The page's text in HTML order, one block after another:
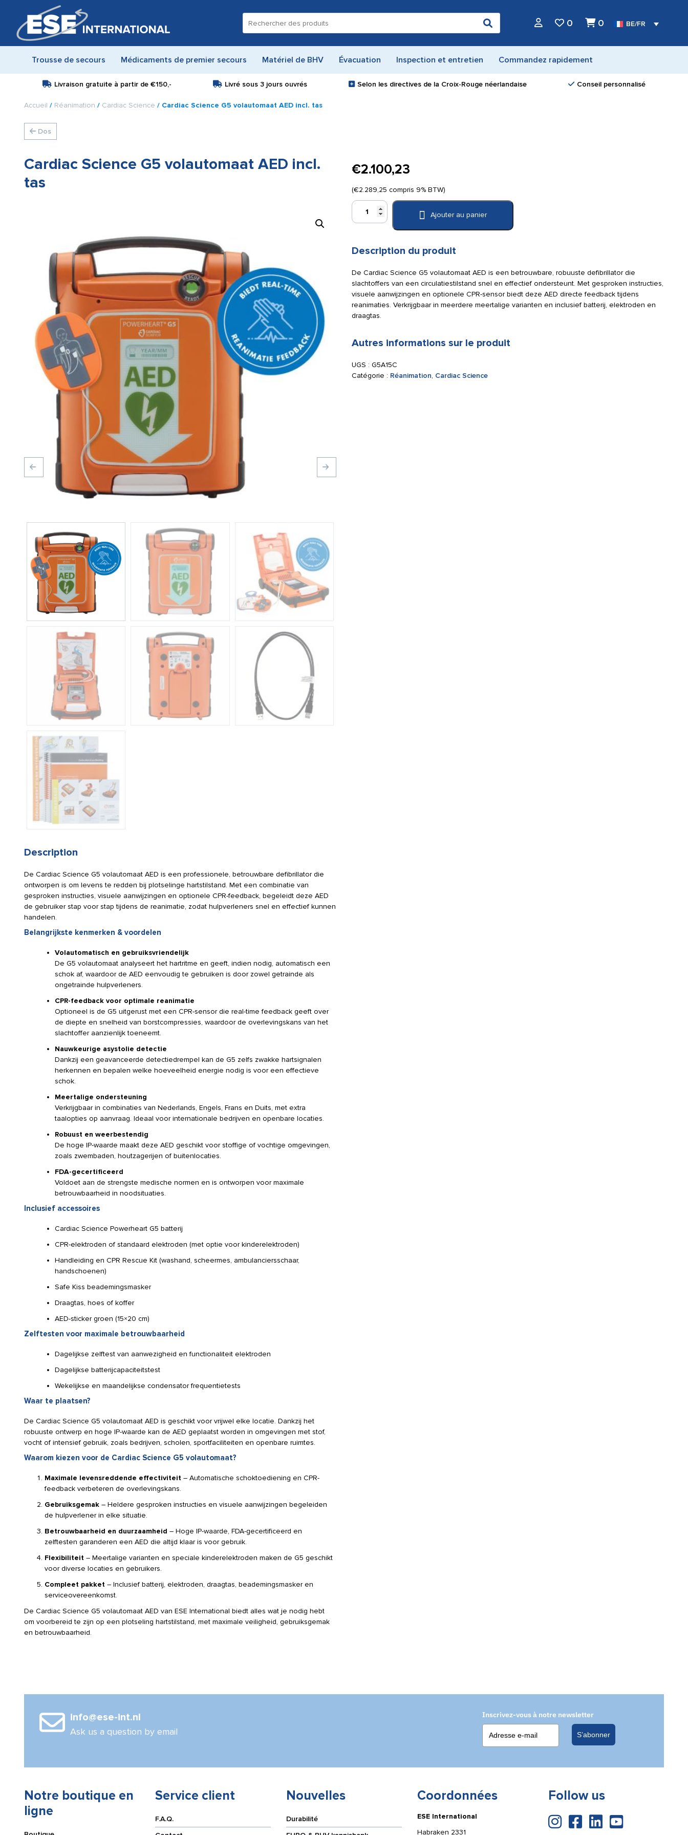
pour :
0 0 BE/FR
Trousse de secours Médicaments de premier secours Matériel de BHV Évacuation Inspection et entretien Commandez rapidement
Livraison gratuite à partir de €150,- Livré sous 3 jours ouvrés Selon les directives de la Croix-Rouge néerlandaise Conseil personnalisé
Accueil / Réanimation / Cardiac Science / Cardiac Science G5 volautomaat AED incl. tas
Dos
Cardiac Science G5 volautomaat AED incl.
tas
Description
De Cardiac Science G5 volautomaat AED is een professionele, betrouwbare defibrillator die
ontworpen is om levens te redden bij plotselinge hartstilstand. Met een combinatie van
gesproken instructies, visuele aanwijzingen en optionele CPR-feedback, begeleidt deze AED
de gebruiker stap voor stap tijdens de reanimatie, zodat hulpverleners snel en effectief kunnen
handelen.
Belangrijkste kenmerken & voordelen
Volautomatisch en gebruiksvriendelijk
De G5 volautomaat analyseert het hartritme en geeft, indien nodig, automatisch een
schok af, waardoor de AED eenvoudig te gebruiken is door zowel getrainde als
ongetrainde hulpverleners.
CPR-feedback voor optimale reanimatie
Optioneel is de G5 uitgerust met een CPR-sensor die real-time feedback geeft over
de diepte en snelheid van borstcompressies, waardoor de overlevingskans van het
slachtoffer aanzienlijk toeneemt.
Nauwkeurige asystolie detectie
Dankzij een geavanceerde detectiedrempel kan de G5 zelfs zwakke hartsignalen
herkennen en bepalen welke hoeveelheid energie nodig is voor een effectieve
schok.
Meertalige ondersteuning
Verkrijgbaar in combinaties van Nederlands, Engels, Frans en Duits, met extra
taalopties op aanvraag. Ideaal voor internationale bedrijven en openbare locaties.
Robuust en weerbestendig
De hoge IP-waarde maakt deze AED geschikt voor stoffige of vochtige omgevingen,
zoals zwembaden, houtzagerijen of buitenlocaties.
FDA-gecertificeerd
Voldoet aan de strengste medische normen en is ontworpen voor maximale
betrouwbaarheid in noodsituaties.
Inclusief accessoires
Cardiac Science Powerheart G5 batterij
CPR-elektroden of standaard elektroden (met optie voor kinderelektroden)
Handleiding en CPR Rescue Kit (washand, scheermes, ambulanciersschaar,
handschoenen)
Safe Kiss beademingsmasker
Draagtas, hoes of koffer
AED-sticker groen (15×20 cm)
Zelftesten voor maximale betrouwbaarheid
Dagelijkse zelftest van aanwezigheid en functionaliteit elektroden
Dagelijkse batterijcapaciteitstest
Wekelijkse en maandelijkse condensator frequentietests
Waar te plaatsen?
De Cardiac Science G5 volautomaat AED is geschikt voor vrijwel elke locatie. Dankzij het
robuuste ontwerp en hoge IP-waarde kan de AED geplaatst worden in omgevingen met stof,
vocht of intensief gebruik, zoals bedrijven, scholen, sportfaciliteiten en openbare ruimtes.
Waarom kiezen voor de Cardiac Science G5 volautomaat?
Maximale levensreddende effectiviteit – Automatische schoktoediening en CPR-
feedback verbeteren de overlevingskans.
Gebruiksgemak – Heldere gesproken instructies en visuele aanwijzingen begeleiden
de hulpverlener in elke situatie.
Betrouwbaarheid en duurzaamheid – Hoge IP-waarde, FDA-gecertificeerd en
zelftesten garanderen een AED die altijd klaar is voor gebruik.
Flexibiliteit – Meertalige varianten en speciale kinderelektroden maken de G5 geschikt
voor diverse locaties en gebruikers.
Compleet pakket – Inclusief batterij, elektroden, draagtas, beademingsmasker en
serviceovereenkomst.
De Cardiac Science G5 volautomaat AED van ESE International biedt alles wat je nodig hebt
om voorbereid te zijn op een plotseling hartstilstand, met maximale veiligheid, gebruiksgemak
en betrouwbaarheid.
€2.100,23
(€2.289,25 compris 9% BTW)
quantité
G5
volautomaat
AED
incl.
tas
Ajouter au panier
Description du produit
De Cardiac Science G5 volautomaat AED is een betrouwbare, robuuste defibrillator die
slachtoffers van een circulatiestilstand snel en effectief ondersteunt. Met gesproken instructies,
visuele aanwijzingen en optionele CPR-sensor biedt deze AED directe feedback tijdens
reanimaties. Verkrijgbaar in meerdere meertalige varianten en inclusief batterij, elektroden en
draagtas.
Autres informations sur le produit
UGS : G5A15C
Catégorie : Réanimation, Cardiac Science
info@ese-int.nl
Ask us a question by email
Inscrivez-vous à notre newsletter
S’abonner
Notre boutique en
ligne
Service client
F.A.Q.
Nouvelles
Durabilité
Coordonnées
ESE International
Habraken 2331
Follow us